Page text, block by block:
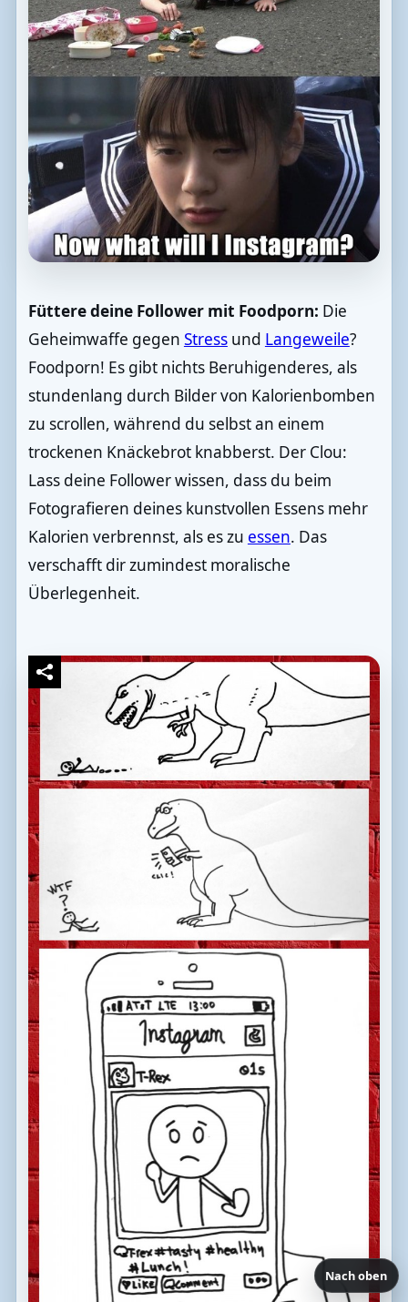
Füttere deine Follower mit Foodporn: Die
Geheimwaffe gegen Stressund Langeweile?
Foodporn! Es gibt nichts Beruhigenderes, als
stundenlang durch Bilder von Kalorienbomben
zu scrollen, während du selbst an einem
trockenen Knäckebrot knabberst. Der Clou:
Lass deine Follower wissen, dass du beim
Fotografieren deines kunstvollen Essens mehr
Kalorien verbrennst, als es zu essen. Das
verschafft dir zumindest moralische
Überlegenheit.
Nach oben